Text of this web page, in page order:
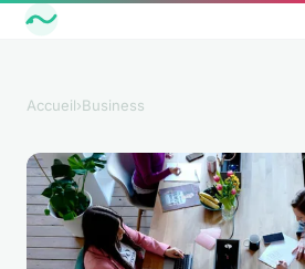
Accueil›Business